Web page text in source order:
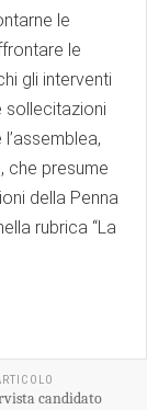
le
le
gli interventi
sollecitazioni
che presume
della Penna
rubrica “La
candidato